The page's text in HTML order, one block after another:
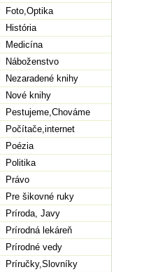
Foto,Optika
História
Medicína
Náboženstvo
Nezaradené knihy
Nové knihy
Pestujeme,Chováme
Počítače,internet
Poézia
Politika
Právo
Pre šikovné ruky
Príroda, Javy
Prírodná lekáreň
Prírodné vedy
Príručky,Slovníky